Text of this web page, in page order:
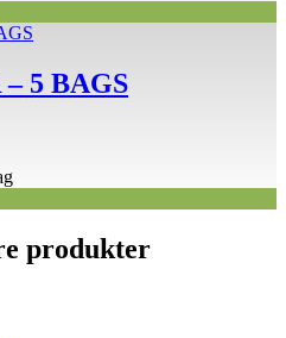
5 BAGS
produkter